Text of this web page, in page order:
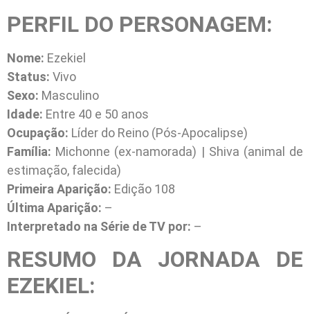
PERFIL DO PERSONAGEM:
Nome: Ezekiel
Status: Vivo
Sexo: Masculino
Idade: Entre 40 e 50 anos
Ocupação: Líder do Reino (Pós-Apocalipse)
Família: Michonne (ex-namorada) | Shiva (animal de
estimação, falecida)
Primeira Aparição: Edição 108
Última Aparição: –
Interpretado na Série de TV por: –
RESUMO DA JORNADA DE
EZEKIEL: